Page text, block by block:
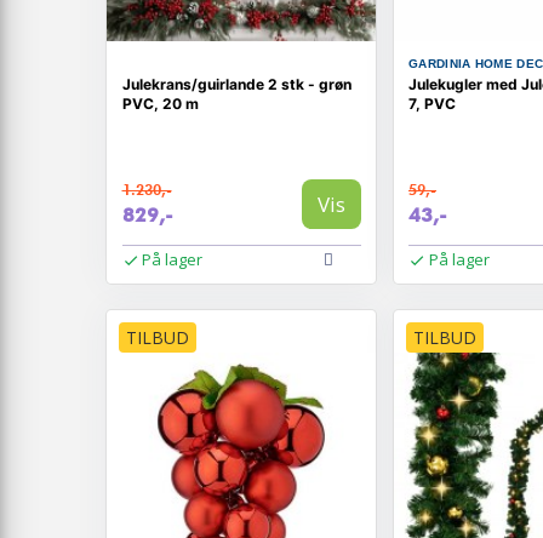
Julekrans/guirlande 2 stk - grøn
PVC, 20 m
1.230,-
829,- Vis
På lager
GARDINIA HOME
Julekugler med
7, PVC
59,-
43,-
På lager
TILBUD TILBUD